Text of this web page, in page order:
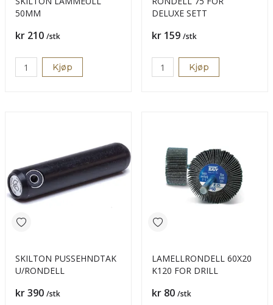
50MM
Pris
kr 210 /stk
Kjøp
DELUXE SETT
Pris
kr 159 /stk
Kjøp
SKILTON PUSSEHNDTAK
U/RONDELL
Pris
kr 390 /stk
LAMELLRONDELL 60X20
K120 FOR DRILL
Pris
kr 80 /stk